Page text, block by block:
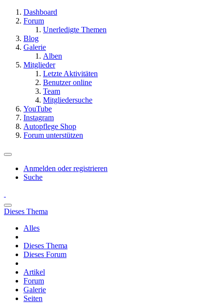
Dashboard
Forum
Unerledigte Themen
Blog
Galerie
Alben
Mitglieder
Letzte Aktivitäten
Benutzer online
Team
Mitgliedersuche
YouTube
Instagram
Autopflege Shop
Forum unterstützen
Anmelden oder registrieren
Suche
Dieses Thema
Alles
Dieses Thema
Dieses Forum
Artikel
Forum
Galerie
Seiten